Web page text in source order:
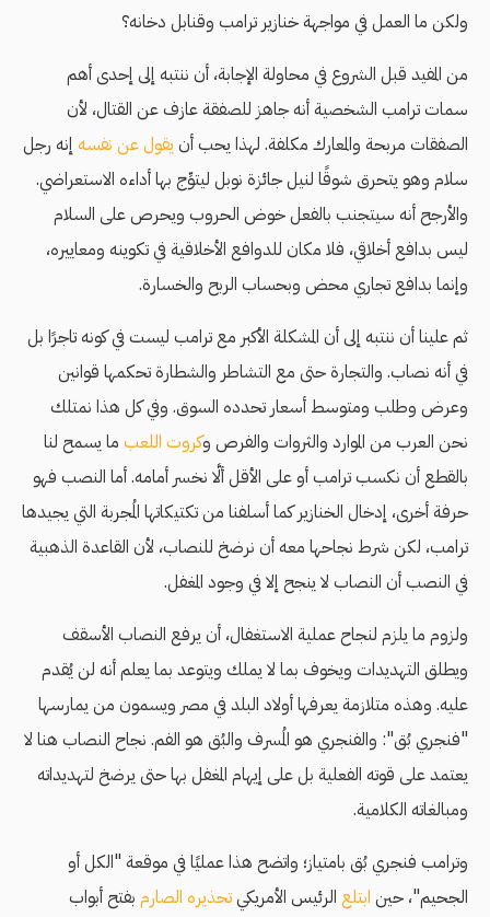
ولكن ما العمل في مواجهة خنازير ترامب وقنابل دخانه؟
من المفيد قبل الشروع في محاولة الإجابة، أن ننتبه إلى إحدى أهم
سمات ترامب الشخصية أنه جاهز للصفقة عازف عن القتال، لأن
الصفقات مربحة والمعارك مكلفة. لهذا يحب أن يقول عن نفسه إنه رجل
سلام وهو يتحرق شوقًا لنيل جائزة نوبل ليتوِّج بها أداءه الاستعراضي.
والأرجح أنه سيتجنب بالفعل خوض الحروب ويحرص على السلام
ليس بدافع أخلاقي، فلا مكان للدوافع الأخلاقية في تكوينه ومعاييره،
وإنما بدافع تجاري محض وبحساب الربح والخسارة.
ثم علينا أن ننتبه إلى أن المشكلة الأكبر مع ترامب ليست في كونه تاجرًا بل
في أنه نصاب. والتجارة حتى مع التشاطر والشطارة تحكمها قوانين
وعرض وطلب ومتوسط أسعار تحدده السوق. وفي كل هذا نمتلك
نحن العرب من الموارد والثروات والفرص وكروت اللعب ما يسمح لنا
بالقطع أن نكسب ترامب أو على الأقل ألَّا نخسر أمامه. أما النصب فهو
حرفة أخرى، إدخال الخنازير كما أسلفنا من تكتيكاتها المُجربة التي يجيدها
ترامب، لكن شرط نجاحها معه أن نرضخ للنصاب، لأن القاعدة الذهبية
في النصب أن النصاب لا ينجح إلا في وجود المغفل.
ولزوم ما يلزم لنجاح عملية الاستغفال، أن يرفع النصاب الأسقف
ويطلق التهديدات ويخوف بما لا يملك ويتوعد بما يعلم أنه لن يُقدم
عليه. وهذه متلازمة يعرفها أولاد البلد في مصر ويسمون من يمارسها
"فنجري بُق": والفنجري هو المُسرف والبُق هو الفم. نجاح النصاب هنا لا
يعتمد على قوته الفعلية بل على إيهام المغفل بها حتى يرضخ لتهديداته
ومبالغاته الكلامية.
وترامب فنجري بُق بامتياز؛ واتضح هذا عمليًا في موقعة "الكل أو
الجحيم"، حين ابتلع الرئيس الأمريكيتحذيره الصارم بفتح أبواب